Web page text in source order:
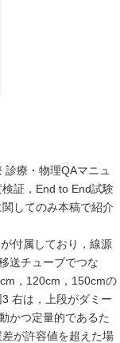
療・物理QAマニュ
証，End to End試験
してのみ本稿で紹介
付属しており，線源
送チューブでつな
，120cm，150cmの
右は，上段がダミー
かつ定量的であるた
が許容値を超えた場